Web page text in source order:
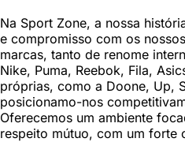
Na Sport Zone, a nossa
e compromisso com os
marcas, tanto de renome
Nike, Puma, Reebok, Fila,
próprias, como a Doone, Up,
posicionamo-nos
Oferecemos um ambiente
respeito mútuo, com um forte